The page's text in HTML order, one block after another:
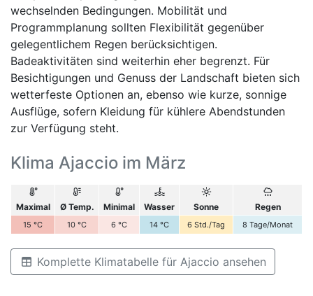
wechselnden Bedingungen. Mobilität und
Programmplanung sollten Flexibilität gegenüber
gelegentlichem Regen berücksichtigen.
Badeaktivitäten sind weiterhin eher begrenzt. Für
Besichtigungen und Genuss der Landschaft bieten sich
wetterfeste Optionen an, ebenso wie kurze, sonnige
Ausflüge, sofern Kleidung für kühlere Abendstunden
zur Verfügung steht.
Klima Ajaccio im März
Maximal Ø Temp. Minimal Wasser Sonne Regen
15 °C 10 °C 6 °C 14 °C 6 Std./Tag 8 Tage/Monat
Komplette Klimatabelle für Ajaccio ansehen